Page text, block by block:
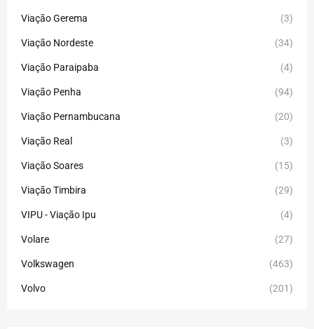
Viação Gerema (3)
Viação Nordeste (34)
Viação Paraipaba (4)
Viação Penha (94)
Viação Pernambucana (20)
Viação Real (3)
Viação Soares (15)
Viação Timbira (29)
VIPU - Viação Ipu (4)
Volare (27)
Volkswagen (463)
Volvo (201)